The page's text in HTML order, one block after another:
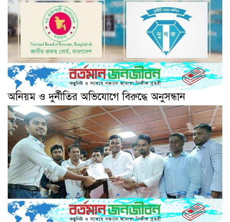
অনিয়ম ও দুর্নীতির অভিযোগে বিরুদ্ধে অনুসন্ধান